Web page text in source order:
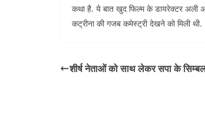
कथा है. ये बात खुद फिल्म के डायरेक्टर अली
कट्रीना की गजब कमेस्ट्री देखने को मिली थी.
शीर्ष नेताओं को साथ लेकर सपा के